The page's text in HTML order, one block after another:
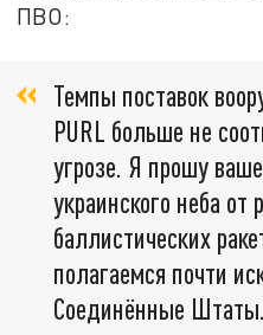
ПВО:
Темпы поставок
PURL больше не
угрозе. Я прошу
украинского неба от
баллистических
полагаемся почти
Соединённые Штаты.